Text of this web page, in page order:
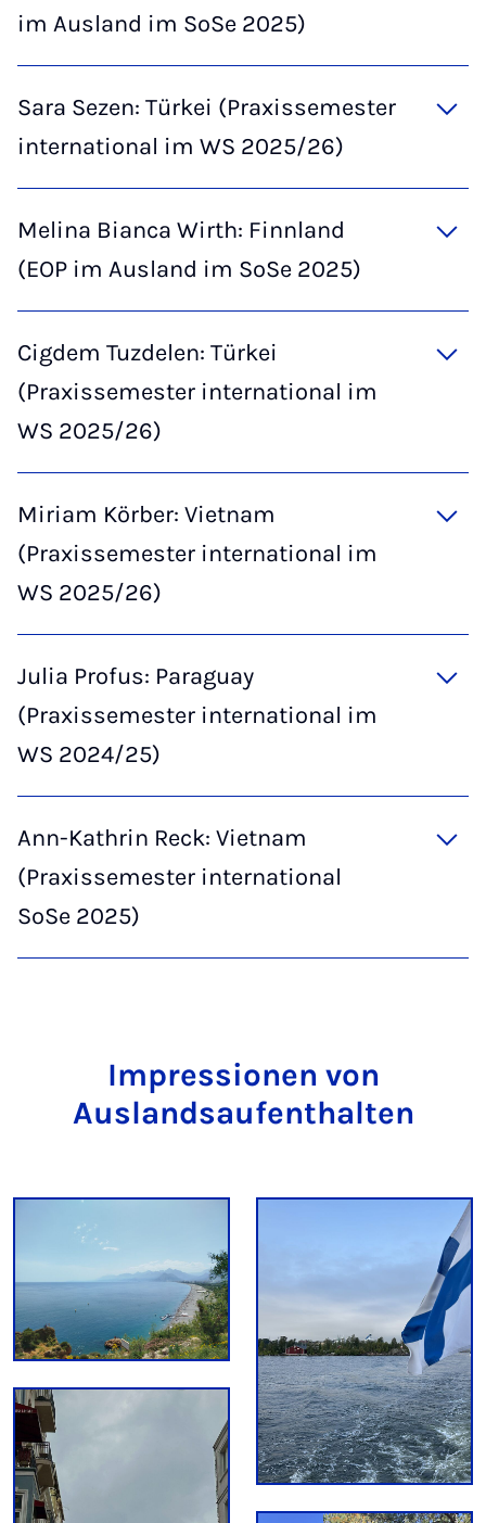
im Ausland im SoSe 2025)
Sara Sezen: Türkei (Praxissemester
international im WS 2025/26)
Melina Bianca Wirth: Finnland
(EOP im Ausland im SoSe 2025)
Cigdem Tuzdelen: Türkei
(Praxissemester international im
WS 2025/26)
Miriam Körber: Vietnam
(Praxissemester international im
WS 2025/26)
Julia Profus: Paraguay
(Praxissemester international im
WS 2024/25)
Ann-Kathrin Reck: Vietnam
(Praxissemester international
SoSe 2025)
Impressionen von
Auslandsaufenthalten